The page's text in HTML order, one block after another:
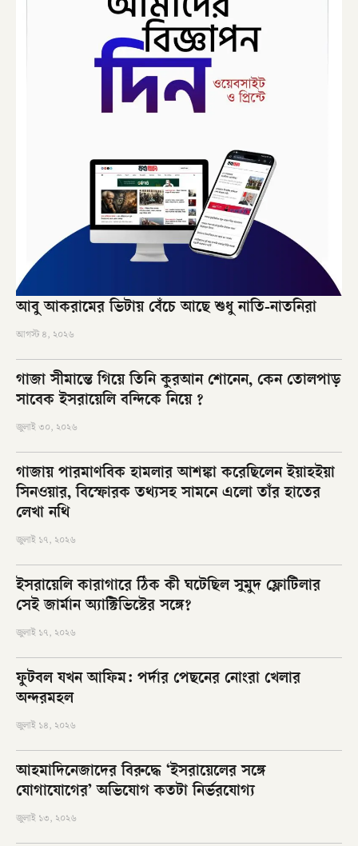
আবু আকরামের ভিটায় বেঁচে আছে শুধু নাতি-নাতনিরা
আগস্ট ৪, ২০২৬
গাজা সীমান্তে গিয়ে তিনি কুরআন শোনেন, কেন তোলপাড়
সাবেক ইসরায়েলি বন্দিকে নিয়ে ?
জুলাই ৩০, ২০২৬
গাজায় পারমাণবিক হামলার আশঙ্কা করেছিলেন ইয়াহইয়া
সিনওয়ার, বিস্ফোরক তথ্যসহ সামনে এলো তাঁর হাতের
লেখা নথি
জুলাই ১৭, ২০২৬
ইসরায়েলি কারাগারে ঠিক কী ঘটেছিল সুমুদ ফ্লোটিলার
সেই জার্মান অ্যাক্টিভিস্টের সঙ্গে?
জুলাই ১৭, ২০২৬
ফুটবল যখন আফিম: পর্দার পেছনের নোংরা খেলার
অন্দরমহল
জুলাই ১৪, ২০২৬
আহমাদিনেজাদের বিরুদ্ধে ‘ইসরায়েলের সঙ্গে
যোগাযোগের’ অভিযোগ কতটা নির্ভরযোগ্য
জুলাই ১৩, ২০২৬